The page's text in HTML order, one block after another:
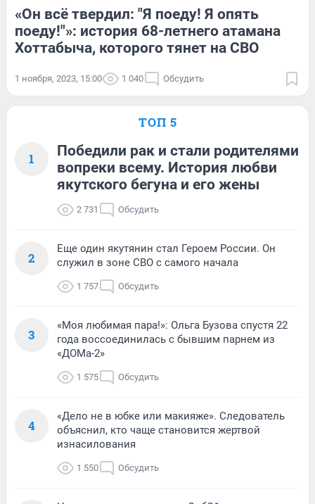
«Он всё твердил: "Я поеду! Я опять
поеду!"»: история 68-летнего атамана
Хоттабыча, которого тянет на СВО
1 ноября, 2023, 15:00 1 040 Обсудить
ТОП 5
1
Победили рак и стали родителями
вопреки всему. История любви
якутского бегуна и его жены
2 731 Обсудить
2
Еще один якутянин стал Героем России. Он
служил в зоне СВО с самого начала
1 757 Обсудить
3
«Моя любимая пара!»: Ольга Бузова спустя 22
года воссоединилась с бывшим парнем из
«ДОМа-2»
1 575 Обсудить
4
«Дело не в юбке или макияже». Следователь
объяснил, кто чаще становится жертвой
изнасилования
1 550 Обсудить